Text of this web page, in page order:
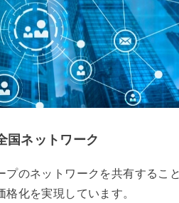
国ネットワーク
プのネットワークを共有するこ
化を実現しています。